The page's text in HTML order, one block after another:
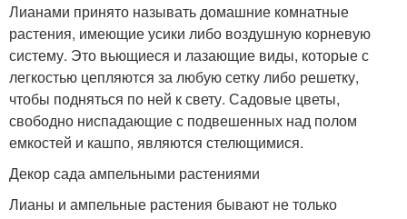
Лианами принято называть домашние комнатные
растения, имеющие усики либо воздушную корневую
систему. Это вьющиеся и лазающие виды, которые с
легкостью цепляются за любую сетку либо решетку,
чтобы подняться по ней к свету. Садовые цветы,
свободно ниспадающие с подвешенных над полом
емкостей и кашпо, являются стелющимися.
Декор сада ампельными растениями
Лианы и ампельные растения бывают не только